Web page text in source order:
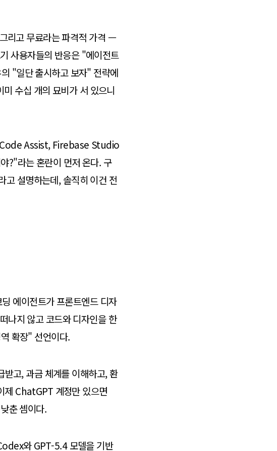
리고 무료라는 파격적 가격 —
사용자들의 반응은 "에이전트
"일단 출시하고 보자" 전략에
수십 개의 묘비가 서 있으니
Assist, Firebase Studio
?"라는 혼란이 먼저 온다. 구
고 설명하는데, 솔직히 이건 전
에이전트가 프론트엔드 디자
나지 않고 코드와 디자인을 한
확장" 선언이다.
고, 과금 체계를 이해하고, 환
제 ChatGPT 계정만 있으면
춘 셈이다.
와 GPT-5.4 모델을 기반